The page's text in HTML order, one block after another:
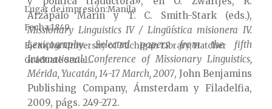
Arzápalo Marín y T. C. Smith-Stark (eds.),
Missionary Linguistics IV / Lingüística misionera IV.
Lexicography. Selected papers from the fifth
International Conference of Missionary Linguistics,
Mérida, Yucatán, 14-17 March, 2007, John Benjamins
Publishing Company, Ámsterdam y Filadelfia,
2009, págs. 249-272.
Lugar de impresiónManila
Fecha1849
EjemplarUniversity of Michigan Library, Hatcher
Graduate Serial...